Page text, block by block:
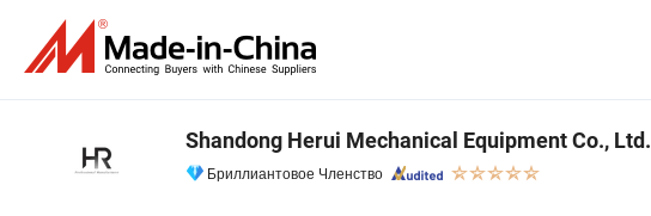
Shandong Herui Mechanical Equipment Co., Ltd.
Бриллиантовое Членство